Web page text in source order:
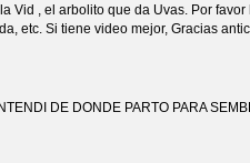
Vid , el arbolito que da Uvas. Por
etc. Si tiene video mejor, Gracias
DE DONDE PARTO PARA